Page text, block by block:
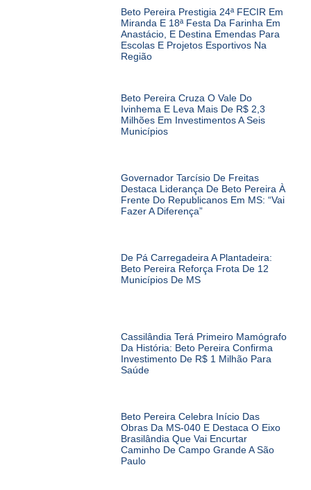
Beto Pereira Prestigia 24ª FECIR Em
Miranda E 18ª Festa Da Farinha Em
Anastácio, E Destina Emendas Para
Escolas E Projetos Esportivos Na
Região
Beto Pereira Cruza O Vale Do
Ivinhema E Leva Mais De R$ 2,3
Milhões Em Investimentos A Seis
Municípios
Governador Tarcísio De Freitas
Destaca Liderança De Beto Pereira À
Frente Do Republicanos Em MS: “Vai
Fazer A Diferença”
De Pá Carregadeira A Plantadeira:
Beto Pereira Reforça Frota De 12
Municípios De MS
Cassilândia Terá Primeiro Mamógrafo
Da História: Beto Pereira Confirma
Investimento De R$ 1 Milhão Para
Saúde
Beto Pereira Celebra Início Das
Obras Da MS-040 E Destaca O Eixo
Brasilândia Que Vai Encurtar
Caminho De Campo Grande A São
Paulo